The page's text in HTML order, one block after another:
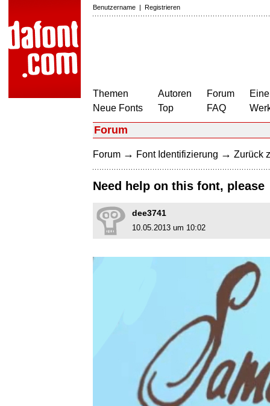
Benutzername | Registrieren
Themen
Neue Fonts
Autoren
Top
Forum
FAQ
Forum
Forum → Font Identifizierung → Zurück
Need help on this font, please
dee3741
10.05.2013 um 10:02